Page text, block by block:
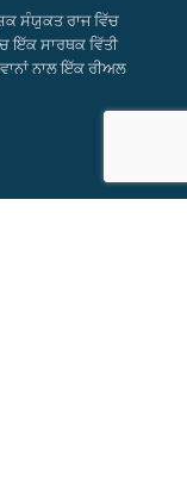
ਸੰਯੁਕਤ ਰਾਜ ਵਿੱਚ
ਇੱਕ ਸਾਰਥਕ ਵਿੱਤੀ
ਨਾਲ ਇੱਕ ਰੀਅਲ